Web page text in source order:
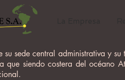
su sede central administrativa y
que siendo costera del océano